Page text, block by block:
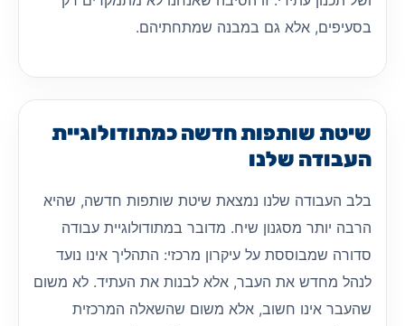
בסעיפים, אלא גם במבנה שמתחתיהם.
שיטת שותפות חדשה כמתודולוגיית
העבודה שלנו
בלב העבודה שלנו נמצאת שיטת שותפות חדשה, שהיא
הרבה יותר מסגנון שיח. מדובר במתודולוגיית עבודה
סדורה שמבוססת על עיקרון מרכזי: התהליך אינו נועד
לנהל מחדש את העבר, אלא לבנות את העתיד. לא משום
שהעבר אינו חשוב, אלא משום שהשאלה המרכזית